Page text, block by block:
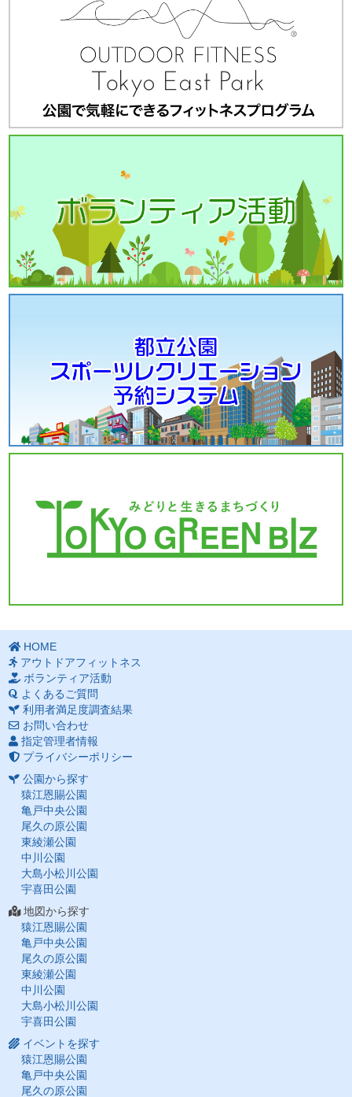
HOME
アウトドアフィットネス
ボランティア活動
よくあるご質問
利用者満足度調査結果
お問い合わせ
指定管理者情報
プライバシーポリシー
公園から探す
猿江恩賜公園
亀戸中央公園
尾久の原公園
東綾瀬公園
中川公園
大島小松川公園
宇喜田公園
地図から探す
猿江恩賜公園
亀戸中央公園
尾久の原公園
東綾瀬公園
中川公園
大島小松川公園
宇喜田公園
イベントを探す
猿江恩賜公園
亀戸中央公園
尾久の原公園